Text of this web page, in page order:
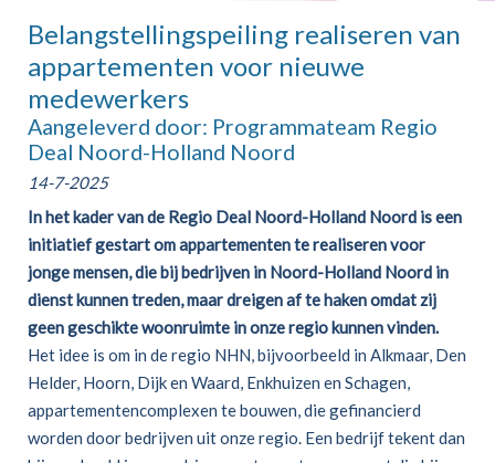
Belangstellingspeiling realiseren van
appartementen voor nieuwe
medewerkers
Aangeleverd door: Programmateam Regio
Deal Noord-Holland Noord
14-7-2025
In het kader van de Regio Deal Noord-Holland Noord is een
initiatief gestart om appartementen te realiseren voor
jonge mensen, die bij bedrijven in Noord-Holland Noord in
dienst kunnen treden, maar dreigen af te haken omdat zij
geen geschikte woonruimte in onze regio kunnen vinden.
Het idee is om in de regio NHN, bijvoorbeeld in Alkmaar, Den
Helder, Hoorn, Dijk en Waard, Enkhuizen en Schagen,
appartementencomplexen te bouwen, die gefinancierd
worden door bedrijven uit onze regio. Een bedrijf tekent dan